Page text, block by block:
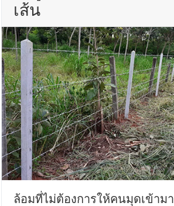
เส้น
ล้อมที่ไม่ต้องการให้คนมุดเข้ามา